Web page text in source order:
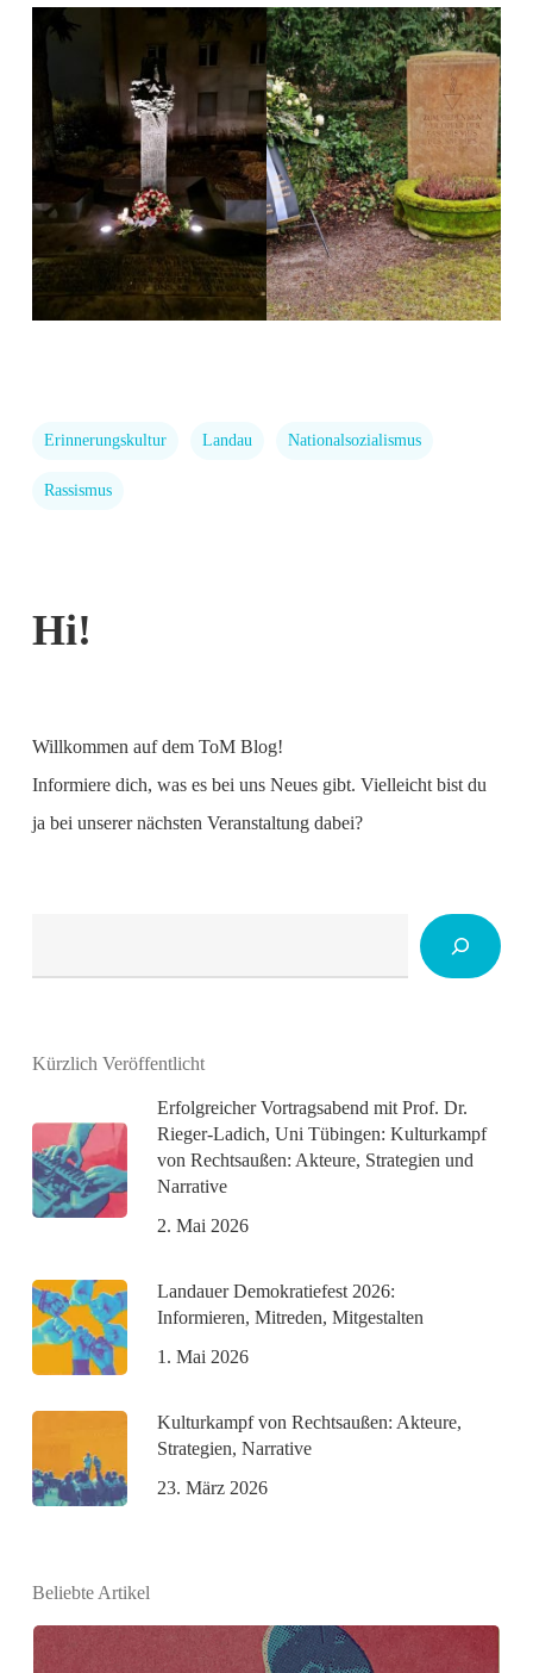
Erinnerungskultur Landau Nationalsozialismus
Rassismus
Hi!
Willkommen auf dem ToM Blog!
Informiere dich, was es bei uns Neues gibt. Vielleicht bist du
ja bei unserer nächsten Veranstaltung dabei?
Kürzlich Veröffentlicht
Erfolgreicher Vortragsabend mit Prof. Dr.
Rieger-Ladich, Uni Tübingen: Kulturkampf
von Rechtsaußen: Akteure, Strategien und
Narrative
2. Mai 2026
Landauer Demokratiefest 2026:
Informieren, Mitreden, Mitgestalten
1. Mai 2026
Kulturkampf von Rechtsaußen: Akteure,
Strategien, Narrative
23. März 2026
Beliebte Artikel